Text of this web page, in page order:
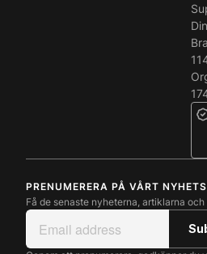
PRENUMERERA PÅ VÅRT
Få de senaste nyheterna, artiklarna